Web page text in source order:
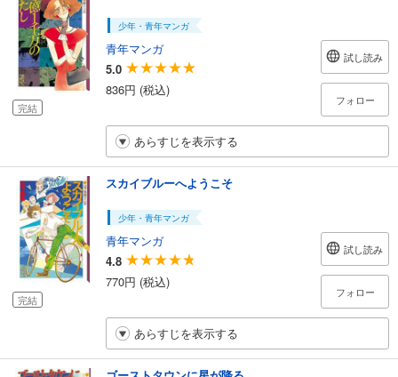
完結
少年・青年マンガ
青年マンガ
5.0
836円 (税込)
試し読み
フォロー
あらすじを表示する
完結
スカイブルーへようこそ
少年・青年マンガ
青年マンガ
4.8
770円 (税込)
試し読み
フォロー
あらすじを表示する